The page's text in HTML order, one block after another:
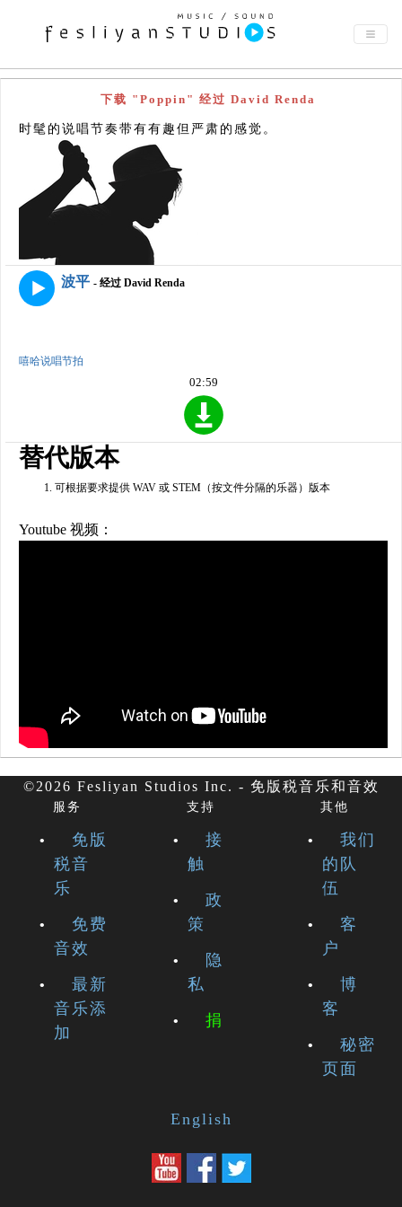
下载 "Poppin" 经过 David Renda
时髦的说唱节奏带有有趣但严肃的感觉。
波平 - 经过 David Renda
嘻哈说唱节拍
02:59
替代版本
可根据要求提供 WAV 或 STEM（按文件分隔的乐器）版本
Youtube 视频：
©2026 Fesliyan Studios Inc. - 免版税音乐和音效
服务
免版
税音
乐
免费
音效
最新
音乐添
加
支持
接
触
政
策
隐
私
捐
其他
我们
的队
伍
客
户
博
客
秘密
页面
English